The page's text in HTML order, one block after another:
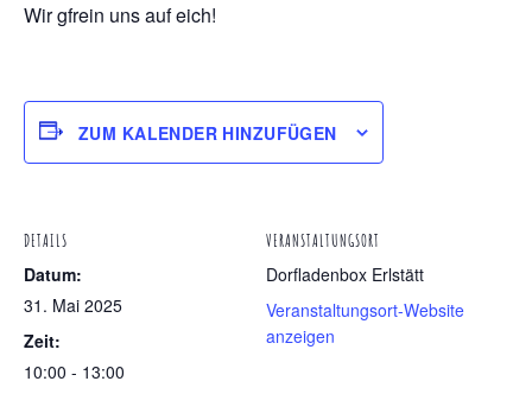
Wir gfrein uns auf eich!
ZUM KALENDER HINZUFÜGEN
DETAILS
Datum:
31. Mai 2025
Zeit:
10:00 - 13:00
VERANSTALTUNGSORT
Dorfladenbox Erlstätt
Veranstaltungsort-Website
anzeigen